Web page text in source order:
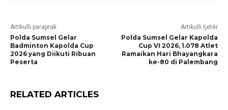
Artikulli paraprak
Polda Sumsel Gelar
Badminton Kapolda Cup
2026 yang Diikuti Ribuan
Peserta
Artikulli tjetër
Polda Sumsel Gelar Kapolda
Cup VI 2026, 1.078 Atlet
Ramaikan Hari Bhayangkara
ke-80 di Palembang
RELATED ARTICLES